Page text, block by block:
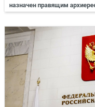
назначен правящим